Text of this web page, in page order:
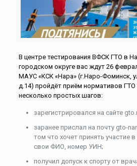
В центре тестирования ВФСК ГТО в
городском округе вас ждут 26
МАУС «КСК «Нара» (г.Наро-Фоминск,
д.14) пройдёт приём нормативов ГТО
несколько простых шагов:
зарегистрировался на сайте
заранее прислал на почту gto-
том что хочет принять участие
свои ФИО, номер УИН;
получил допуск к спорту от